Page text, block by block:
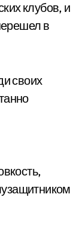
клубов, и
в
своих